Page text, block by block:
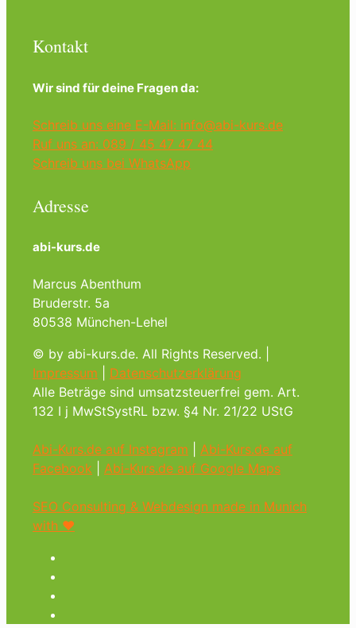
Kontakt
Wir sind für deine Fragen da:
Schreib uns eine E-Mail: info@abi-kurs.de
Ruf uns an: 089 / 45 47 47 44
Schreib uns bei WhatsApp
Adresse
abi-kurs.de
Marcus Abenthum
Bruderstr. 5a
80538 München-Lehel
© by abi-kurs.de. All Rights Reserved. |
Impressum
Datenschutzerklärung
Alle Beträge sind umsatzsteuerfrei gem. Art.
132 I j MwStSystRL bzw. §4 Nr. 21/22 UStG
Abi-Kurs.de auf Instagram
Abi-Kurs.de auf
Facebook
Abi-Kurs.de auf Google Maps
SEO Consulting & Webdesign made in Munich
with ♥︎